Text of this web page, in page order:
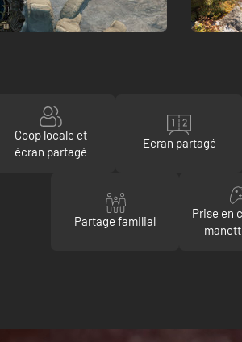
Coop locale et
écran partagé
Ecran partagé
Partage familial
Prise en